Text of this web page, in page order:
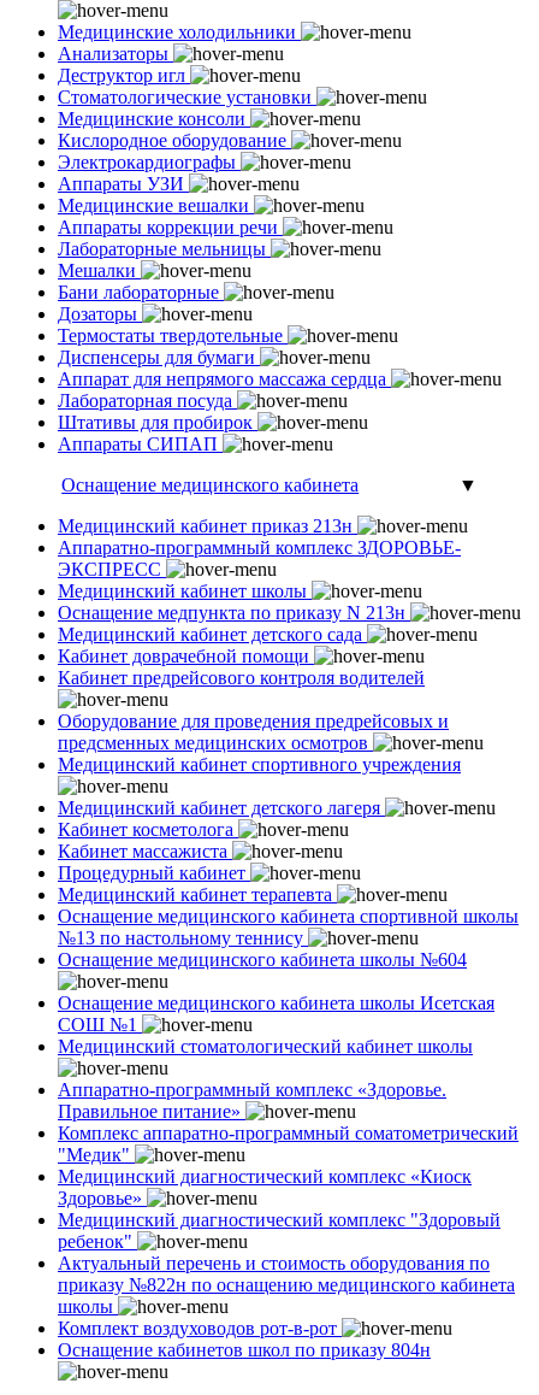
Медицинские холодильники
Анализаторы
Деструктор игл
Стоматологические установки
Медицинские консоли
Кислородное оборудование
Электрокардиографы
Аппараты УЗИ
Медицинские вешалки
Аппараты коррекции речи
Лабораторные мельницы
Мешалки
Бани лабораторные
Дозаторы
Термостаты твердотельные
Диспенсеры для бумаги
Аппарат для непрямого массажа сердца
Лабораторная посуда
Штативы для пробирок
Аппараты СИПАП
Оснащение медицинского кабинета
▼
Медицинский кабинет приказ 213н
Аппаратно-программный комплекс ЗДОРОВЬЕ-
ЭКСПРЕСС
Медицинский кабинет школы
Оснащение медпункта по приказу N 213н
Медицинский кабинет детского сада
Кабинет доврачебной помощи
Кабинет предрейсового контроля водителей
Оборудование для проведения предрейсовых и
предсменных медицинских осмотров
Медицинский кабинет спортивного учреждения
Медицинский кабинет детского лагеря
Кабинет косметолога
Кабинет массажиста
Процедурный кабинет
Медицинский кабинет терапевта
Оснащение медицинского кабинета спортивной школы
№13 по настольному теннису
Оснащение медицинского кабинета школы №604
Оснащение медицинского кабинета школы Исетская
СОШ №1
Медицинский стоматологический кабинет школы
Аппаратно-программный комплекс «Здоровье.
Правильное питание»
Комплекс аппаратно-программный соматометрический
"Медик"
Медицинский диагностический комплекс «Киоск
Здоровье»
Медицинский диагностический комплекс "Здоровый
ребенок"
Актуальный перечень и стоимость оборудования по
приказу №822н по оснащению медицинского кабинета
школы
Комплект воздуховодов рот-в-рот
Оснащение кабинетов школ по приказу 804н